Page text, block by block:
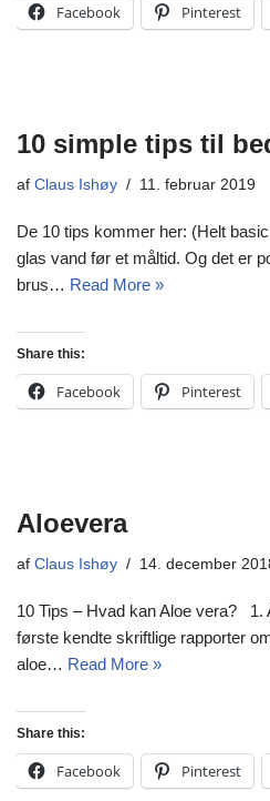
Facebook Pinterest
10 simple tips til
af Claus Ishøy 11. februar 2019
De 10 tips kommer her: (Helt
glas vand før et måltid. Og det er
brus… Read More »
Share this:
Facebook Pinterest
Aloevera
af Claus Ishøy 14. december
10 Tips – Hvad kan Aloe vera? 1.
første kendte skriftlige rapporter
aloe… Read More »
Share this:
Facebook Pinterest